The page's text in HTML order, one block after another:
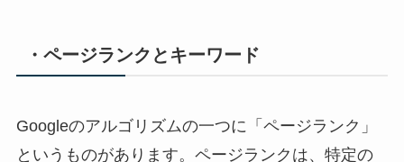
・ページランクとキーワード
Googleのアルゴリズムの一つに「ページランク」
というものがあります。ページランクは、特定の